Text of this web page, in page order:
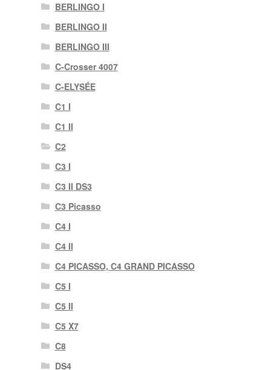
BERLINGO I
BERLINGO II
BERLINGO III
C-Crosser 4007
C-ELYSÉE
C1 I
C1 II
C2
C3 I
C3 II DS3
C3 Picasso
C4 I
C4 II
C4 PICASSO, C4 GRAND PICASSO
C5 I
C5 II
C5 X7
C8
DS4